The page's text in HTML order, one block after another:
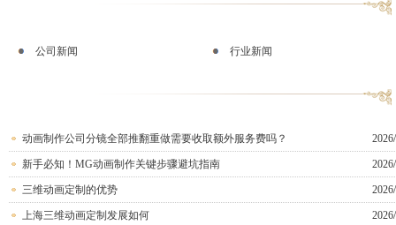
公司新闻 行业新闻
动画制作公司分镜全部推翻重做需要收取额外服务费吗？
新手必知！MG动画制作关键步骤避坑指南
三维动画定制的优势
上海三维动画定制发展如何